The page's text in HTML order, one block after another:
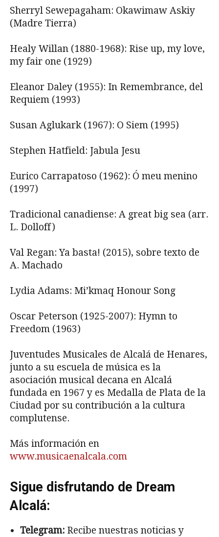
Sherryl Sewepagaham: Okawimaw Askiy
(Madre Tierra)
Healy Willan (1880-1968): Rise up, my love,
my fair one (1929)
Eleanor Daley (1955): In Remembrance, del
Requiem (1993)
Susan Aglukark (1967): O Siem (1995)
Stephen Hatfield: Jabula Jesu
Eurico Carrapatoso (1962): Ó meu menino
(1997)
Tradicional canadiense: A great big sea (arr.
L. Dolloff)
Val Regan: Ya basta! (2015), sobre texto de
A. Machado
Lydia Adams: Mi’kmaq Honour Song
Oscar Peterson (1925-2007): Hymn to
Freedom (1963)
Juventudes Musicales de Alcalá de Henares,
junto a su escuela de música es la
asociación musical decana en Alcalá
fundada en 1967 y es Medalla de Plata de la
Ciudad por su contribución a la cultura
complutense.
Más información en
www.musicaenalcala.com
Sigue disfrutando de Dream
Alcalá:
Telegram: Recibe nuestras noticias y